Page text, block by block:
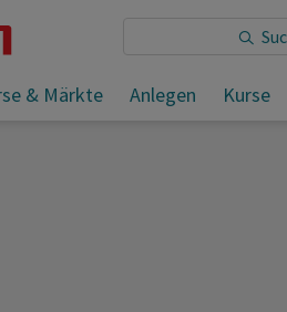
& Märkte Anlegen Kurse